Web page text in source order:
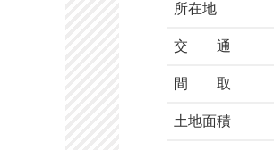
所在地
交 通
間 取
土地面積